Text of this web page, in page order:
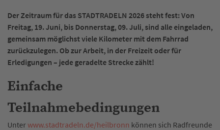
Der Zeitraum für das STADTRADELN 2026 steht fest: Von
Freitag, 19. Juni, bis Donnerstag, 09. Juli, sind alle eingeladen,
gemeinsam möglichst viele Kilometer mit dem Fahrrad
zurückzulegen. Ob zur Arbeit, in der Freizeit oder für
Erledigungen – jede geradelte Strecke zählt!
Einfache
Teilnahmebedingungen
Unterwww.stadtradeln.de/heilbronn können sich Radfreunde